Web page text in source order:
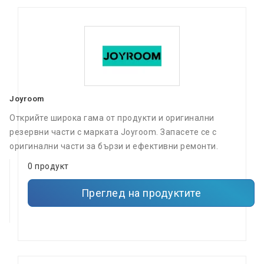
Joyroom
Открийте широка гама от продукти и оригинални
резервни части с марката Joyroom. Запасете се с
оригинални части за бързи и ефективни ремонти.
0 продукт
Преглед на продуктите